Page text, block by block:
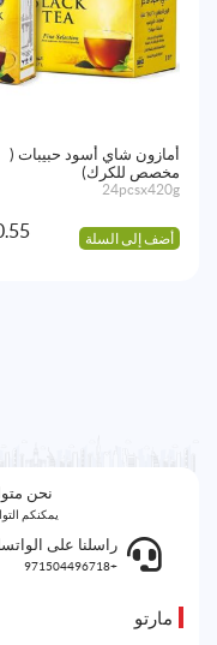
أمازون شاي أسود حبيبات (
مخصص للكرك)
24pcsx420g
أضف إلى السلة
نحن
يمكنكم
راسلنا على
+971504496718
مارتو